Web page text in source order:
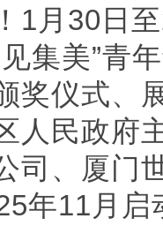
1月30日
集美”青
奖仪式、
人民政府
司、厦门
年11月